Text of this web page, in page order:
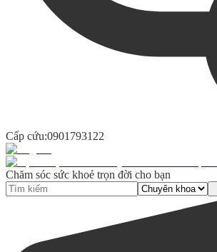
Cấp cứu:0901793122
Chăm sóc sức khoẻ trọn đời cho bạn